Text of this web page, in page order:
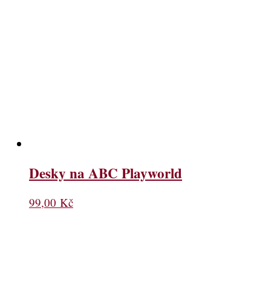
Desky na ABC Playworld
99,00 Kč